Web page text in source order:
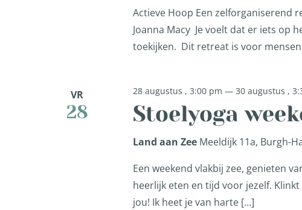
Actieve Hoop Een zelforganiserend
Joanna Macy Je voelt dat er iets op
toekijken. Dit retreat is voor
VR
28 Stoelyoga
28 augustus , 3:00 pm — 30 augustus ,
Land aan Zee Meeldijk 11a, Burgh-
Een weekend vlakbij zee, genieten
heerlijk eten en tijd voor jezelf.
jou! Ik heet je van harte […]